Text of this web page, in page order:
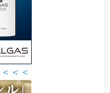
＜＜